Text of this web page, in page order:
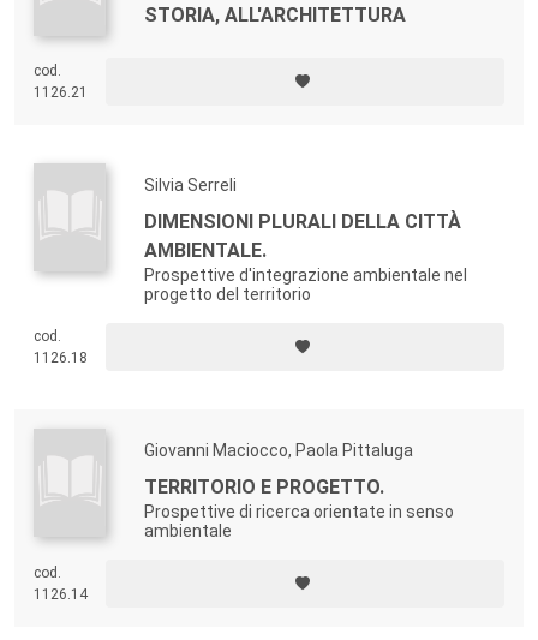
STORIA, ALL'ARCHITETTURA
cod.
1126.21
Silvia Serreli
DIMENSIONI PLURALI DELLA CITTÀ
AMBIENTALE.
Prospettive d'integrazione ambientale nel
progetto del territorio
cod.
1126.18
Giovanni Maciocco, Paola Pittaluga
TERRITORIO E PROGETTO.
Prospettive di ricerca orientate in senso
ambientale
cod.
1126.14